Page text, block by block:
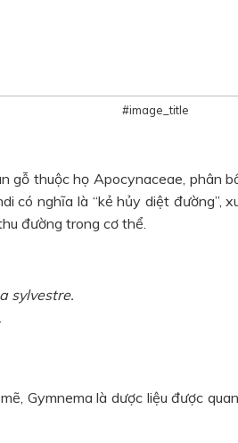
#image_title
gỗ thuộc họ Apocynaceae, phân
có nghĩa là “kẻ hủy diệt
đường trong cơ thể.
sylvestre.
Gymnema là dược liệu được